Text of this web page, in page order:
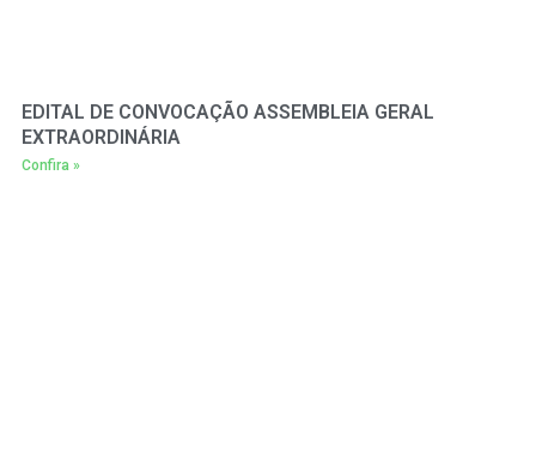
EDITAL DE CONVOCAÇÃO ASSEMBLEIA GERAL
EXTRAORDINÁRIA
Confira »